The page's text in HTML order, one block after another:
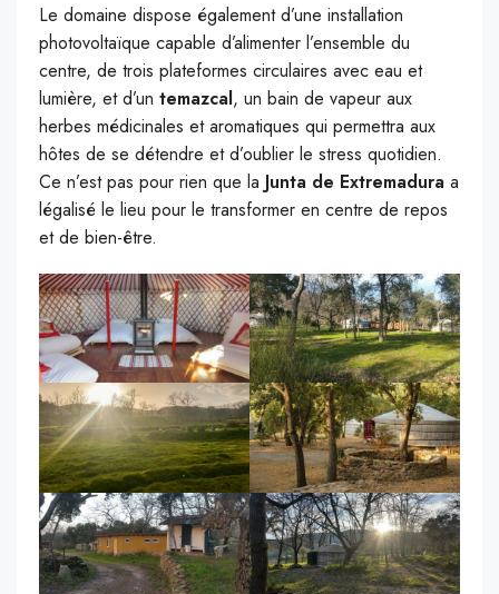
Le domaine dispose également d’une installation
photovoltaïque capable d’alimenter l’ensemble du
centre, de trois plateformes circulaires avec eau et
lumière, et d’un temazcal, un bain de vapeur aux
herbes médicinales et aromatiques qui permettra aux
hôtes de se détendre et d’oublier le stress quotidien.
Ce n’est pas pour rien que la Junta de Extremadura a
légalisé le lieu pour le transformer en centre de repos
et de bien-être.